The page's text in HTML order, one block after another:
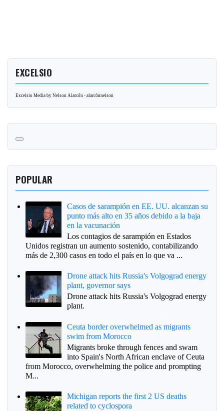
EXCELSIO
Excelsio Media by Nelson Alarcón - alarcónnelson
POPULAR
Casos de sarampión en EE. UU. alcanzan su
punto más alto en 35 años debido a la baja
en la vacunación
Los contagios de sarampión en Estados
Unidos registran un aumento sostenido, contabilizando
más de 2,300 casos en todo el país en lo que va ...
Drone attack hits Russia's Volgograd energy
plant, governor says
Drone attack hits Russia's Volgograd energy
plant.
Ceuta border overwhelmed as migrants
swim from Morocco
Migrants broke through fences and swam
into Spain's North African enclave of Ceuta
from Morocco, overwhelming the police and prompting
M...
Michigan reports the first 2 US deaths
related to cyclospora